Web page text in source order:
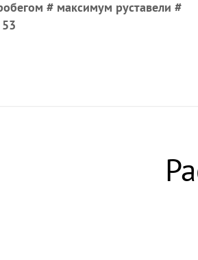
# максимум руставели #